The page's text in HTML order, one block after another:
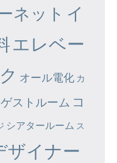
ネット イ
エレベー
オール電化 カ
ゲストルーム コ
シアタールーム ス
ザイナー